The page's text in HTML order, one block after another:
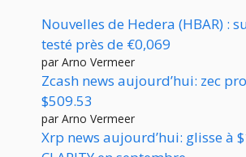
Nouvelles de Hedera (HBAR) :
testé près de €0,069
par Arno Vermeer
Zcash news aujourd’hui: zec
$509.53
par Arno Vermeer
Xrp news aujourd’hui: glisse à